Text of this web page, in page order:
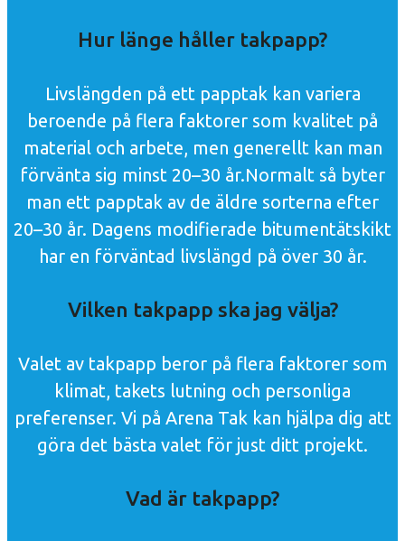
Hur länge håller takpapp?
Livslängden på ett papptak kan variera
beroende på flera faktorer som kvalitet på
material och arbete, men generellt kan man
förvänta sig minst 20–30 år.Normalt så byter
man ett papptak av de äldre sorterna efter
20–30 år. Dagens modifierade bitumentätskikt
har en förväntad livslängd på över 30 år.
Vilken takpapp ska jag välja?
Valet av takpapp beror på flera faktorer som
klimat, takets lutning och personliga
preferenser. Vi på Arena Tak kan hjälpa dig att
göra det bästa valet för just ditt projekt.
Vad är takpapp?